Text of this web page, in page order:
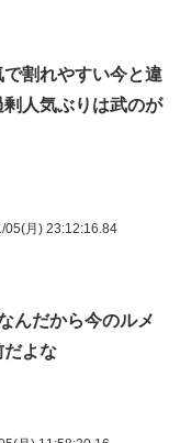
割れやすい今と違
人気ぶりは武のが
05(月) 23:12:16.84
んだから今のルメ
だよな